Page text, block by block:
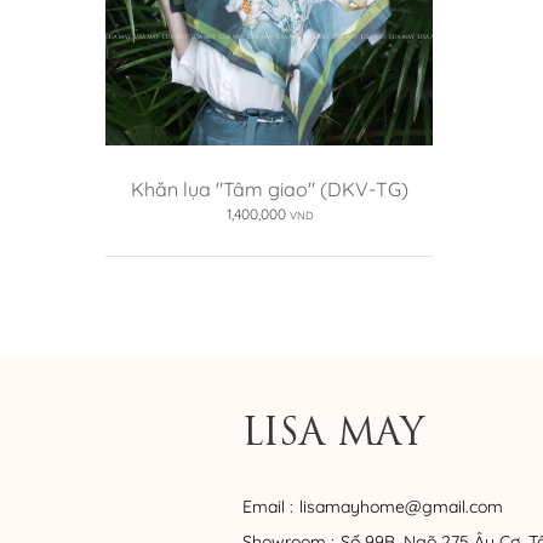
Khăn lụa "Tâm giao" (DKV-TG)
1,400,000 VND
LISA MAY
Email : lisamayhome@gmail.com